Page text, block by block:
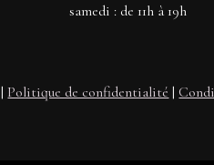
samedi : de 11h à 19h
|Politique de confidentialité |